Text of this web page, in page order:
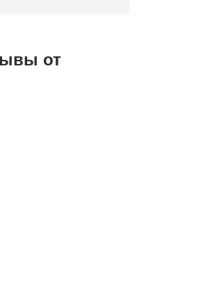
от